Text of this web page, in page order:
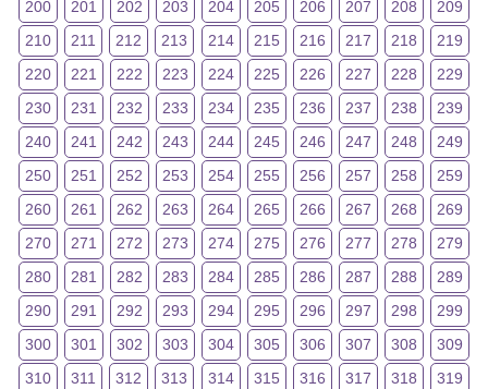
200
201 202 203 204 205 206 207 208
209
210
211 212 213 214 215 216 217 218
219
220
221 222 223 224 225 226 227 228
229
230
231 232 233 234 235 236 237 238
239
240
241 242 243 244 245 246 247 248
249
250
251 252 253 254 255 256 257 258
259
260
261 262 263 264 265 266 267 268
269
270
271 272 273 274 275 276 277 278
279
280
281 282 283 284 285 286 287 288
289
290
291 292 293 294 295 296 297 298
299
300
301 302 303 304 305 306 307 308
309
310
311 312 313 314 315 316 317 318
319